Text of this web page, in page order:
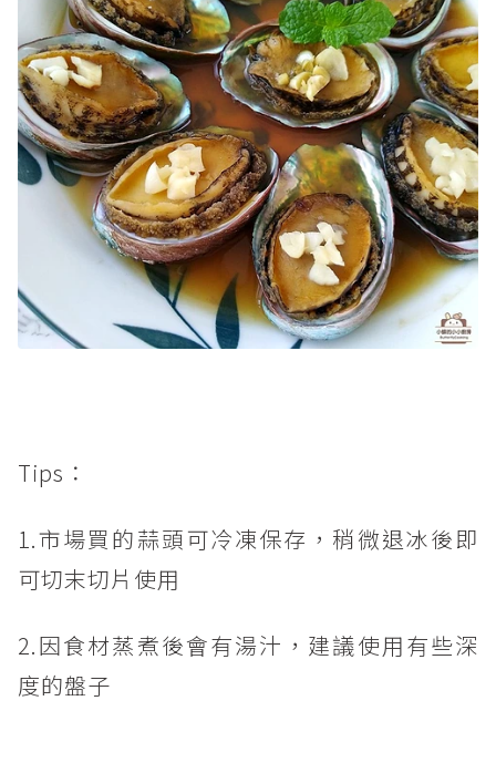
Tips：
1.市場買的蒜頭可冷凍保存，稍微退冰後即
可切末切片使用
2.因食材蒸煮後會有湯汁，建議使用有些深
度的盤子